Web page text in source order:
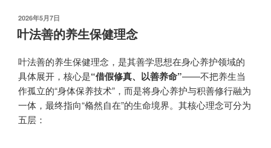
发
布
于
2026年5月7日
叶法善的养生保健理念
叶法善的养生保健理念，是其善学思想在身心养护领域的
具体展开，核心是​“借假修真、以善养命”​——不把养生当
作孤立的“身体保养技术”，而是将身心养护与积善修行融为
一体，最终指向“翛然自在”的生命境界。其核心理念可分为
五层：